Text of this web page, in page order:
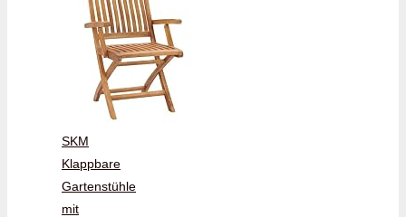
SKM
Klappbare
Gartenstühle
mit